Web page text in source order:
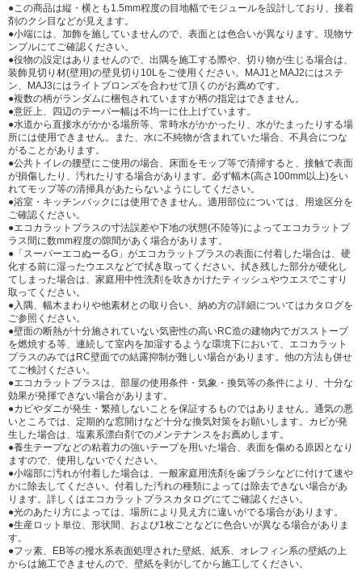
●この商品は縦・横とも1.5mm程度の目地幅でモジュールを設計しており、接着
剤のクシ目などが見えます。
●小端には、加飾を施していませんので、表面とは色合いが異なります。現物サ
ンプルにてご確認ください。
●役物の設定はありませんので、出隅を施工する際や、切り物が生じる場合は、
装飾見切り材(壁用)の壁見切り10Lをご使用ください。MAJ1とMAJ2にはステ
ン、MAJ3にはライトブロンズを合わせて頂くのがお薦めです。
●複数の柄がランダムに梱包されていますが柄の指定はできません。
●意匠上、四辺のテーパー幅は不均一に仕上げています。
●水道から直接水がかかる場所等、常時水がかかったり、水がたまったりする場
所には使用できません。また、水に不純物が含まれていた場合、不具合につな
がることがあります。
●公共トイレの腰壁にご使用の場合、床面をモップ等で清掃すると、接触で表面
が損傷したり、汚れたりする場合があります。必ず幅木(高さ100mm以上)をい
れてモップ等の清掃具があたらないようにしてください。
●浴室・キッチンバックには使用できません。適用部位については、用途区分を
ご確認ください。
●エコカラットプラスの寸法誤差や下地の状態(不陸等)によってエコカラットプ
ラス間に数mm程度の隙間があく場合があります。
●「スーパーエコぬーるG」がエコカラットプラスの表面に付着した場合は、硬
化する前に湿ったウエスなどで拭き取ってください。拭き残した部分が硬化し
てしまった場合は、家庭用中性洗剤を吹きかけたティッシュやウエスでこすり
取ってください。
●入隅、幅木まわりや他素材との取り合い、納め方の詳細についてはカタログを
ご参照ください。
●壁面の断熱が十分施されていない気密性の高いRC造の建物内でガスストーブ
を燃焼する等、連続して室内を加湿するような環境下において、エコカラット
プラスのみではRC壁面での結露抑制が難しい場合があります。他の方法も併せ
てご検討ください。
●エコカラットプラスは、部屋の使用条件・気象・換気等の条件により、十分な
効果が発揮できない場合があります。
●カビやダニが発生・繁殖しないことを保証するものではありません。通気の悪
いところでは、定期的な窓開けなど十分な換気対策をお願いします。カビが発
生した場合は、塩素系漂白剤でのメンテナンスをお薦めします。
●養生テープなどの粘着力の強いテープを用いた場合、表面を傷める原因となり
ますので、使用しないでください。
●小端部に汚れが付着した場合は、一般家庭用洗剤を歯ブラシなどに付けて速や
かに除去してください。付着した汚れの種類によっては除去できない場合があ
ります。詳しくはエコカラットプラスカタログにてご確認ください。
●光のあたり方によっては、場所により見え方に違いがでる場合があります。
●生産ロット単位、形状間、および1枚ごとなどに色合いが異なる場合がありま
す。
●フッ素、EB等の撥水系表面処理された壁紙、紙系、オレフィン系の壁紙の上
からは施工できませんので、壁紙を剥がしてから施工してください。